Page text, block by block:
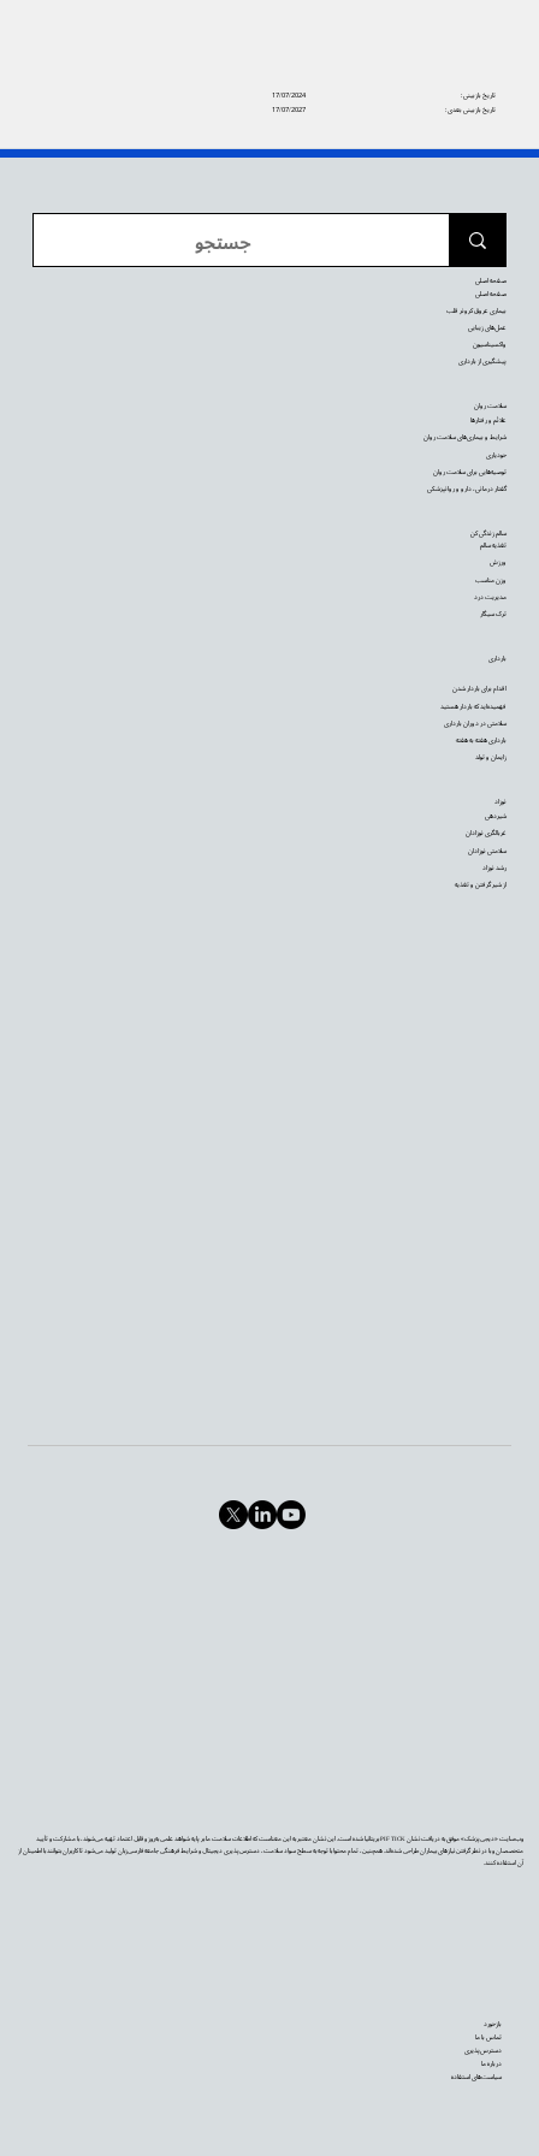
17/07/2024
تاریخ بازبینی:
17/07/2027
تاریخ بازبینی بعدی:
وب‌سایت «دیجی‌پزشک» موفق به دریافت نشان PIF TICK بریتانیا شده است. این نشان معتبر به این معناست که اطلاعات سلامت ما بر پایه شواهد علمی به‌روز و قابل اعتماد تهیه می‌شوند، با مشارکت و تأیید
متخصصان و با در نظر گرفتن نیازهای بیماران طراحی شده‌اند. همچنین، تمام محتوا با توجه به سطح سواد سلامت، دسترس‌پذیری دیجیتال و شرایط فرهنگی جامعه فارسی‌زبان تولید می‌شود تا کاربران بتوانند با اطمینان از
آن استفاده کنند.
بازخورد
تماس با ما
دسترس‌پذیری
درباره ما
سیاست‌های استفاده
نوزاد
شیردهی
غربالگری نوزادان
سلامتی نوزادان
رشد نوزاد
از شیر گرفتن و تغذیه
بارداری
اقدام برای باردار شدن
فهمیده‌اید که باردار هستید
سلامتی در دوران بارداری
بارداری هفته به هفته
زایمان و تولد
سالم زندگی کن
تغذیه سالم
ورزش
وزن مناسب
مدیریت درد
ترک سیگار
سلامت روان
علائم و رفتارها
شرایط و بیماری‌های سلامت روان
خودیاری
توصیه‌‌هایی برای سلامت روان
گفتار درمانی، دارو و روانپزشکی
صفحه اصلی
صفحه اصلی
بیماری عروق کرونر قلب
عمل‌های زیبایی
واکسیناسیون
پیشگیری از بارداری